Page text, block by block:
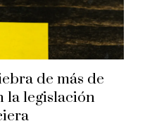
de más de
la legislación